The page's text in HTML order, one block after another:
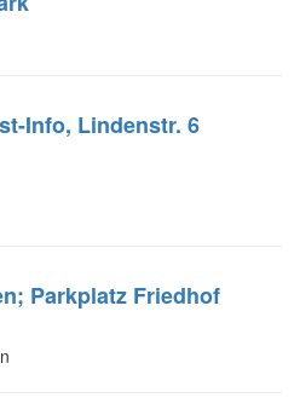
Info, Lindenstr. 6
Parkplatz Friedhof